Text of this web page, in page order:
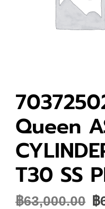
Queen
T30 SS
฿63,000.00 ฿